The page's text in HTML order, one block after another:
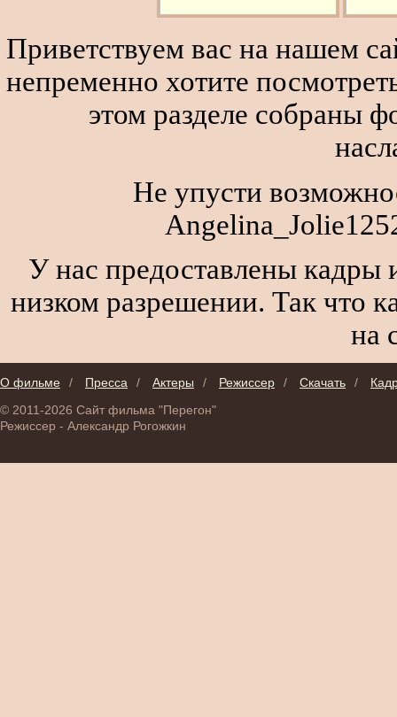
Приветствуем вас на нашем
непременно хотите
этом разделе собраны
Не упусти
У нас предоставлены кадры
низком разрешении. Так что
на
О фильме / Пресса / Актеры / Режиссер / Скачать /
© 2011-2026 Сайт фильма "Перегон"
Режиссер - Александр Рогожкин